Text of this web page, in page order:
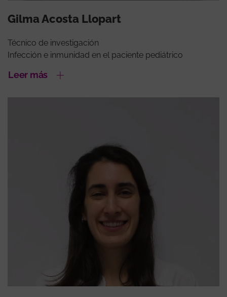
Gilma Acosta Llopart
Técnico de investigación
Infección e inmunidad en el paciente pediátrico
Leer más